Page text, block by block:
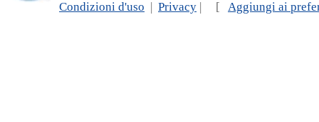
Condizioni d'uso | Privacy | [ Aggiungi ai